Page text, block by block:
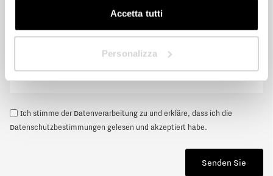
Accetta tutti
Personalizza
Ich stimme der Datenverarbeitung zu und erkläre, dass ich die
Datenschutzbestimmungen gelesen und akzeptiert habe.
Senden Sie